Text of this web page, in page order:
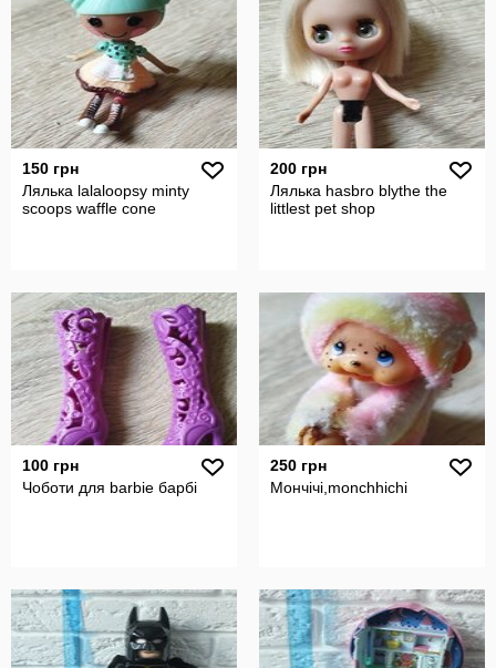
150 грн
Лялька lalaloopsy minty
scoops waffle cone
200 грн
Лялька hasbro blythe the
littlest pet shop
100 грн
Чоботи для barbie барбі
250 грн
Мончічі,monchhichi